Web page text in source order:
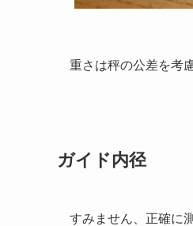
重さは秤の公差を考
ガイド内径
すみません、正確に